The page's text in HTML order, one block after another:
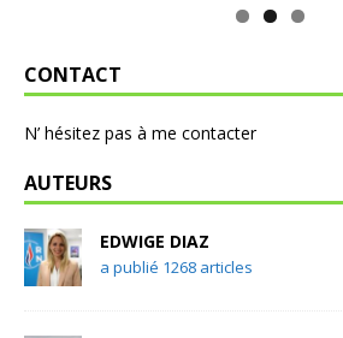
CONTACT
N’ hésitez pas à me contacter
AUTEURS
EDWIGE DIAZ
a publié 1268 articles